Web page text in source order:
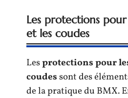
Les protections
et les coudes
Lesprotections pour
coudessont des
de la pratique du BMX.